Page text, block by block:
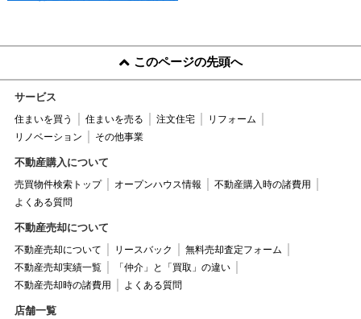
このページの先頭へ
サービス
住まいを買う 住まいを売る 注文住宅
リフォーム
リノベーション
その他事業
不動産購入について
売買物件検索トップ オープンハウス情報
不動産購入時の諸費用
よくある質問
不動産売却について
不動産売却について リースバック
無料売却査定フォーム
不動産売却実績一覧
「仲介」と「買取」の違い
不動産売却時の諸費用
よくある質問
店舗一覧